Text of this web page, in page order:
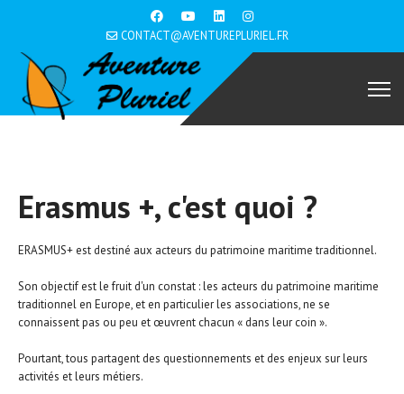
CONTACT@AVENTUREPLURIEL.FR
Erasmus +, c'est quoi ?
ERASMUS+ est destiné aux acteurs du patrimoine maritime traditionnel.
Son objectif est le fruit d'un constat : les acteurs du patrimoine maritime
traditionnel en Europe, et en particulier les associations, ne se
connaissent pas ou peu et œuvrent chacun « dans leur coin ».
Pourtant, tous partagent des questionnements et des enjeux sur leurs
activités et leurs métiers.